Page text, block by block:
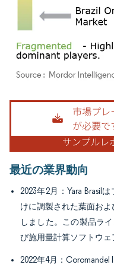
画像 © Mordor Intelligence。再
最近の業界動向
2023年2月：Yara Brasil
けに調製された葉面およ
しました。この製品ラ
び施用量計算ソフトウェ
2022年4月：Coromandel